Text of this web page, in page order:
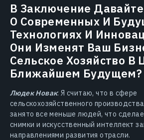
В Заключение
О Современных И
Технологиях И
Они Изменят Ваш
Сельское Хозяйство В
Ближайшем Будущем?
Людек Новак: Я считаю, что в сфере
сельскохозяйственного
занято все меньше людей, что
снимки и искусственный интеллект
направлениями развития отрасли.